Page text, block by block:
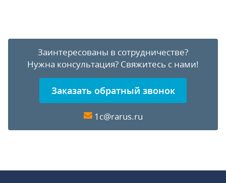
Заинтересованы в сотрудничестве?
Нужна консультация? Свяжитесь с нами!
Заказать обратный звонок
1c@rarus.ru